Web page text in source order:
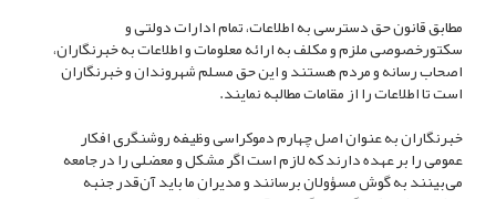
مطابق قانون حق دسترسی به اطلاعات، تمام ادارات دولتی و
سکتورخصوصی ملزم و مکلف به ارائه معلومات و اطلاعات به خبرنگاران،
اصحاب رسانه و مردم هستند و این حق مسلم شهروندان و خبرنگاران
است تا اطلاعات را از مقامات مطالبه نمایند.
خبرنگاران به عنوان اصل چهارم دموکراسی وظیفه روشنگری افکار
عمومی را بر عهده دارند که لازم است اگر مشکل و معضلی را در جامعه
می‌بینند به گوش مسؤولان برسانند و مدیران ما باید آن‌قدر جنبه